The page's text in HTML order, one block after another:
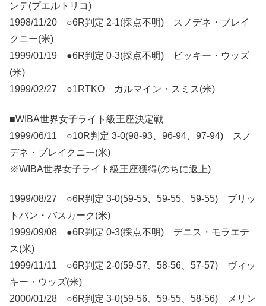
ンテ(プエルトリコ)
1998/11/20 ○6R判定 2-1(採点不明) スノデネ・ブレイ
クニー(米)
1999/01/19 ●6R判定 0-3(採点不明) ビッキー・ウッズ
(米)
1999/02/27 ○1RTKO カルマイン・スミス(米)
■WIBA世界女子ライト級王座決定戦
1999/06/11 ○10R判定 3-0(98-93、96-94、97-94) スノ
デネ・ブレイクニー(米)
※WIBA世界女子ライト級王座獲得(のちに返上)
1999/08/27 ○6R判定 3-0(59-55、59-55、59-55) ブリッ
トバン・バスカーク(米)
1999/09/08 ●6R判定 0-3(採点不明) デニス・モラエテ
ス(米)
1999/11/11 ○6R判定 2-0(59-57、58-56、57-57) ヴィッ
キー・ウッズ(米)
2000/01/28 ○6R判定 3-0(59-56、59-55、58-56) メリン